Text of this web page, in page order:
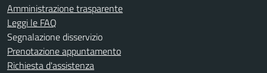
Amministrazione trasparente
Leggi le FAQ
Segnalazione disservizio
Prenotazione appuntamento
Richiesta d'assistenza